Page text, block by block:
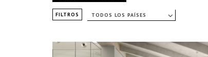
FILTROS TODOS LOS PAÍSES